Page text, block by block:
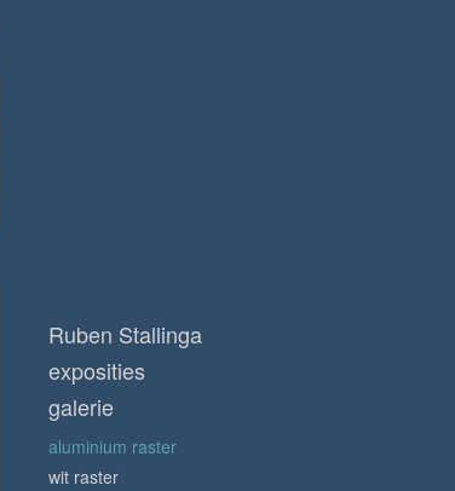
Ruben Stallinga
exposities
galerie
aluminium raster
wit raster